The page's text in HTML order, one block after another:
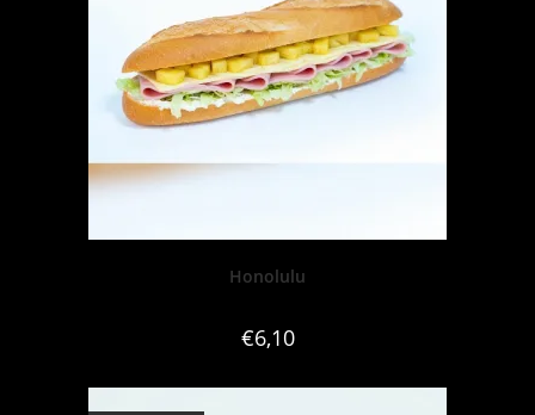
Honolulu
€6,10